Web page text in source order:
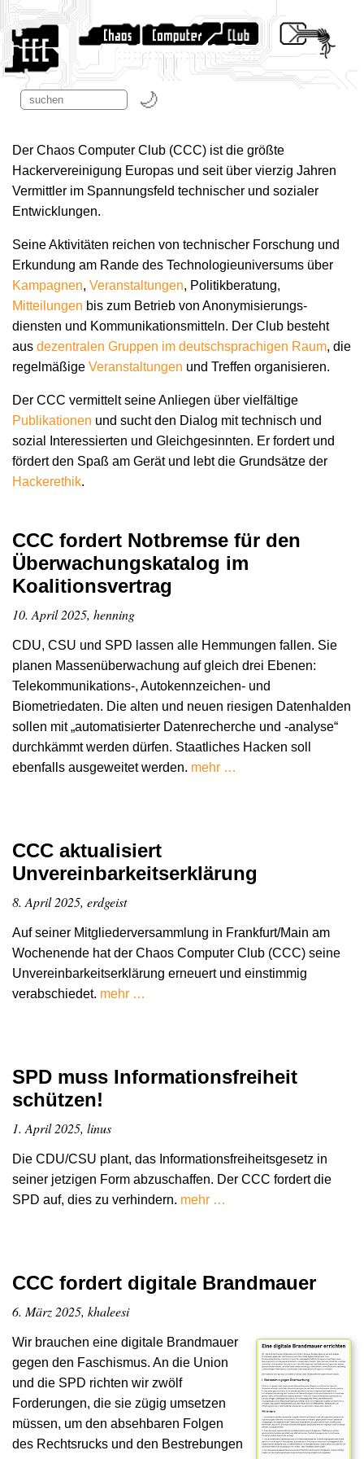
Der Chaos Computer Club (CCC) ist die größte
Hackervereinigung Europas und seit über vierzig Jahren
Vermittler im Spannungsfeld technischer und sozialer
Entwicklungen.
Seine Aktivitäten reichen von technischer Forschung und
Erkundung am Rande des Technologie­universums über
Kampagnen, Veranstaltungen, Politikberatung,
Mitteilungen bis zum Betrieb von Anonymisierungs­
diensten und Kommunikations­mitteln. Der Club besteht
aus dezentralen Gruppen im deutschsprachigen Raum, die
regelmäßige Veranstaltungen und Treffen organisieren.
Der CCC vermittelt seine Anliegen über vielfältige
Publikationen und sucht den Dialog mit technisch und
sozial Interessierten und Gleichgesinnten. Er fordert und
fördert den Spaß am Gerät und lebt die Grundsätze der
Hacker­ethik.
CCC fordert Notbremse für den
Überwachungskatalog im
Koalitionsvertrag
10. April 2025, henning
CDU, CSU und SPD lassen alle Hemmungen fallen. Sie
planen Massenüberwachung auf gleich drei Ebenen:
Telekommunikations-, Autokennzeichen- und
Biometriedaten. Die alten und neuen riesigen Datenhalden
sollen mit „automatisierter Datenrecherche und -analyse“
durchkämmt werden dürfen. Staatliches Hacken soll
ebenfalls ausgeweitet werden. mehr …
CCC aktualisiert
Unvereinbarkeitserklärung
8. April 2025, erdgeist
Auf seiner Mitgliederversammlung in Frankfurt/Main am
Wochenende hat der Chaos Computer Club (CCC) seine
Unvereinbarkeitserklärung erneuert und einstimmig
verabschiedet. mehr …
SPD muss Informationsfreiheit
schützen!
1. April 2025, linus
Die CDU/CSU plant, das Informationsfreiheitsgesetz in
seiner jetzigen Form abzuschaffen. Der CCC fordert die
SPD auf, dies zu verhindern. mehr …
CCC fordert digitale Brandmauer
6. März 2025, khaleesi
Wir brauchen eine digitale Brandmauer
gegen den Faschismus. An die Union
und die SPD richten wir zwölf
Forderungen, die sie zügig umsetzen
müssen, um den absehbaren Folgen
des Rechtsrucks und den Bestrebungen